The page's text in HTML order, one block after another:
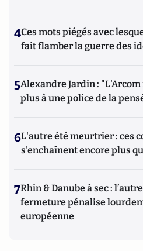
4Ces mots piégés avec
fait flamber la guerre des
5Alexandre Jardin :
plus à une police de la
6L'autre été meurtrier : ces
s'enchaînent encore plus
7Rhin & Danube à sec :
fermeture pénalise
européenne